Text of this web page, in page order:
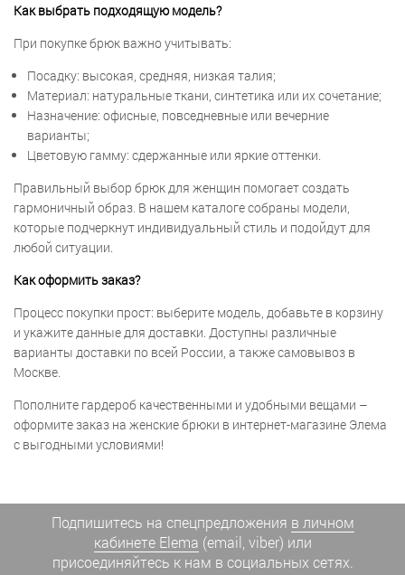
Как выбрать подходящую модель?
При покупке брюк важно учитывать:
Посадку: высокая, средняя, низкая талия;
Материал: натуральные ткани, синтетика или их сочетание;
Назначение: офисные, повседневные или вечерние
варианты;
Цветовую гамму: сдержанные или яркие оттенки.
Правильный выбор брюк для женщин помогает создать
гармоничный образ. В нашем каталоге собраны модели,
которые подчеркнут индивидуальный стиль и подойдут для
любой ситуации.
Как оформить заказ?
Процесс покупки прост: выберите модель, добавьте в корзину
и укажите данные для доставки. Доступны различные
варианты доставки по всей России, а также самовывоз в
Москве.
Пополните гардероб качественными и удобными вещами –
оформите заказ на женские брюки в интернет-магазине Элема
с выгодными условиями!
Подпишитесь на спецпредложения в личном
кабинете Elema (email, viber) или
присоединяйтесь к нам в социальных сетях.